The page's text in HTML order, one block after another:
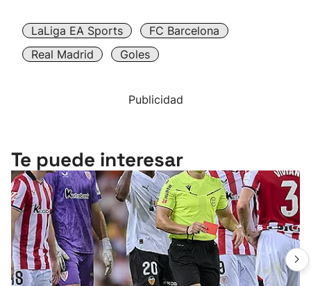
LaLiga EA Sports
FC Barcelona
Real Madrid
Goles
Publicidad
Te puede interesar